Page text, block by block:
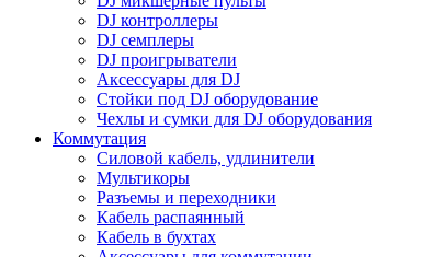
DJ контроллеры
DJ семплеры
DJ проигрыватели
Аксессуары для DJ
Стойки под DJ оборудование
Чехлы и сумки для DJ оборудования
Коммутация
Силовой кабель, удлинители
Мультикоры
Разъемы и переходники
Кабель распаянный
Кабель в бухтах